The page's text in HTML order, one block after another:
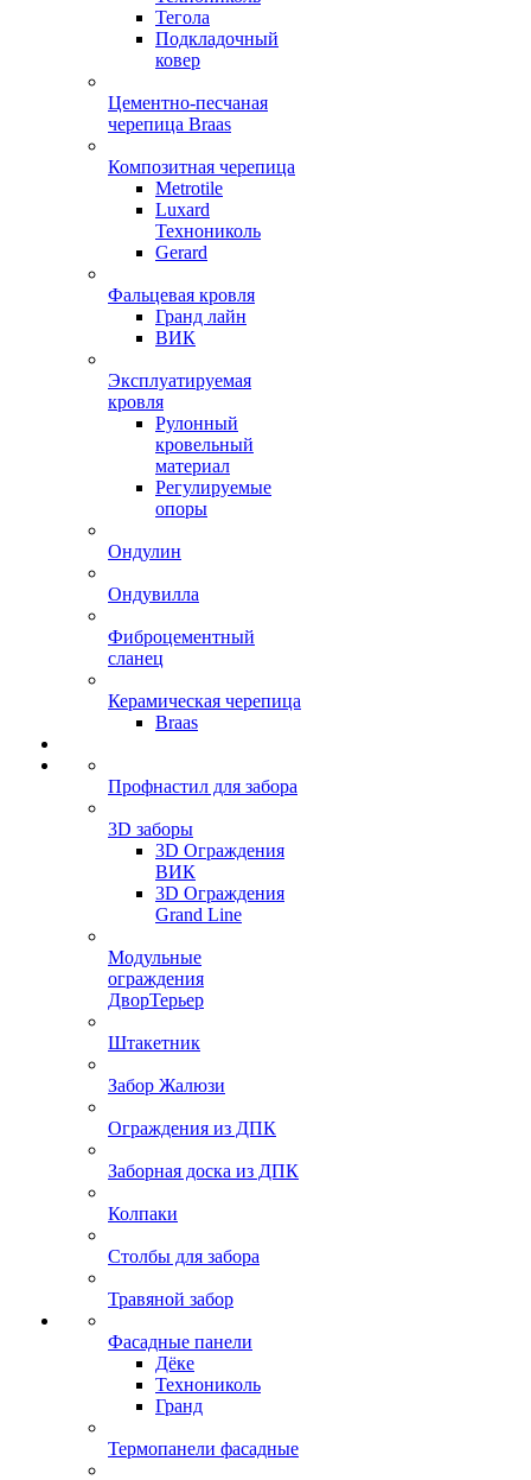
Тегола
Подкладочный
ковер
Цементно-песчаная
черепица Braas
Композитная черепица
Metrotile
Luxard
Технониколь
Gerard
Фальцевая кровля
Гранд лайн
ВИК
Эксплуатируемая
кровля
Рулонный
кровельный
материал
Регулируемые
опоры
Ондулин
Ондувилла
Фиброцементный
сланец
Керамическая черепица
Braas
Профнастил для забора
3D заборы
3D Ограждения
ВИК
3D Ограждения
Grand Line
Модульные
ограждения
ДворТерьер
Штакетник
Забор Жалюзи
Ограждения из ДПК
Заборная доска из ДПК
Колпаки
Столбы для забора
Травяной забор
Фасадные панели
Дёке
Технониколь
Гранд
Термопанели фасадные